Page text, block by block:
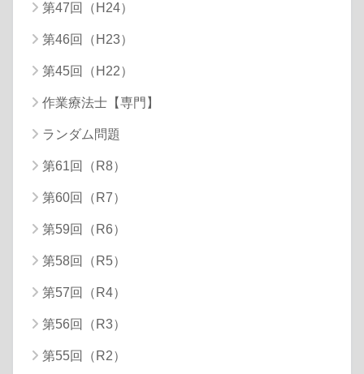
第47回（H24）
第46回（H23）
第45回（H22）
作業療法士【専門】
ランダム問題
第61回（R8）
第60回（R7）
第59回（R6）
第58回（R5）
第57回（R4）
第56回（R3）
第55回（R2）